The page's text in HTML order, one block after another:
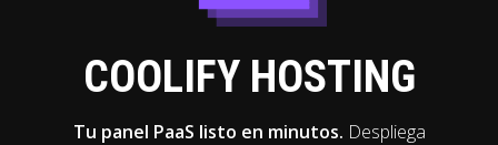
COOLIFY HOSTING
Tu panel PaaS listo en minutos. Despliega